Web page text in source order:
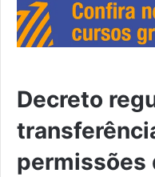
Decreto
permissões